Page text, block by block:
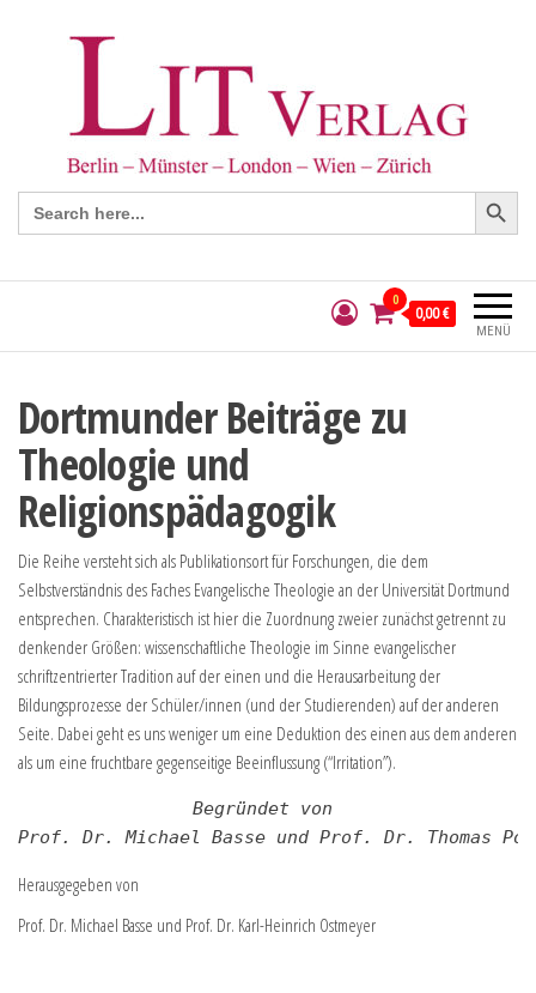
Search
for:
Search Button
MENÜ
0
0,00 €
Dortmunder Beiträge zu
Theologie und
Religionspädagogik
Die Reihe versteht sich als Publikationsort für Forschungen, die dem
Selbstverständnis des Faches Evangelische Theologie an der Universität Dortmund
entsprechen. Charakteristisch ist hier die Zuordnung zweier zunächst getrennt zu
denkender Größen: wissenschaftliche Theologie im Sinne evangelischer
schriftzentrierter Tradition auf der einen und die Herausarbeitung der
Bildungsprozesse der Schüler/innen (und der Studierenden) auf der anderen
Seite. Dabei geht es uns weniger um eine Deduktion des einen aus dem anderen
als um eine fruchtbare gegenseitige Beeinflussung (“Irritation”).
Begründet von
Prof. Dr. Michael Basse und Prof. Dr. Thomas
Herausgegeben von
Prof. Dr. Michael Basse und Prof. Dr. Karl-Heinrich Ostmeyer